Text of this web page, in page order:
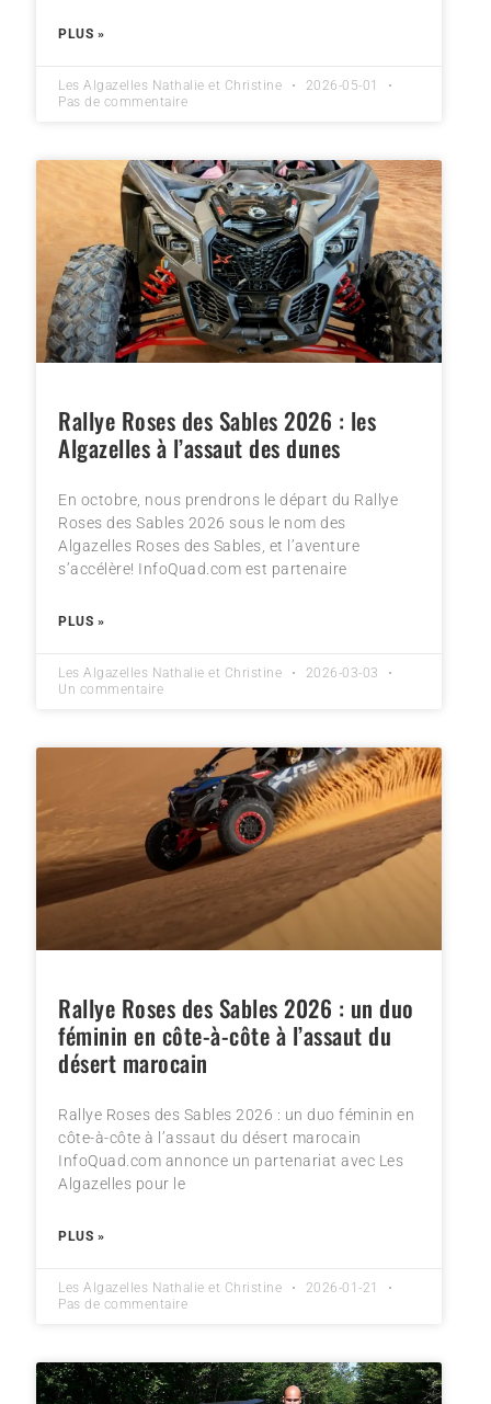
PLUS »
Les Algazelles Nathalie et Christine
2026-05-01
Pas de commentaire
Rallye Roses des Sables 2026 : les
Algazelles à l’assaut des dunes
En octobre, nous prendrons le départ du Rallye
Roses des Sables 2026 sous le nom des
Algazelles Roses des Sables, et l’aventure
s’accélère! InfoQuad.com est partenaire
PLUS »
Les Algazelles Nathalie et Christine
2026-03-03
Un commentaire
Rallye Roses des Sables 2026 : un duo
féminin en côte-à-côte à l’assaut du
désert marocain
Rallye Roses des Sables 2026 : un duo féminin en
côte-à-côte à l’assaut du désert marocain
InfoQuad.com annonce un partenariat avec Les
Algazelles pour le
PLUS »
Les Algazelles Nathalie et Christine
2026-01-21
Pas de commentaire